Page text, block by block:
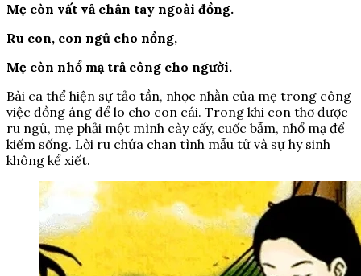
Mẹ còn vất vả chân tay ngoài đồng.
Ru con, con ngủ cho nồng,
Mẹ còn nhổ mạ trả công cho người.
Bài ca thể hiện sự tảo tần, nhọc nhằn của mẹ trong công
việc đồng áng để lo cho con cái. Trong khi con thơ được
ru ngủ, mẹ phải một mình cày cấy, cuốc bẫm, nhổ mạ để
kiếm sống. Lời ru chứa chan tình mẫu tử và sự hy sinh
không kể xiết.